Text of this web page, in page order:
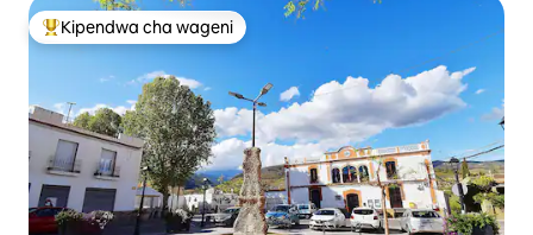
Kipendwa maarufu cha wageni
Kipendwa cha wageni